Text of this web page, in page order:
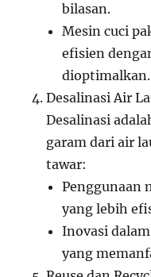
bilasan.
Mesin cuci
efisien
dioptimalkan.
Desalinasi Air
Desalinasi
garam dari air
tawar:
Penggunaan
yang lebih
Inovasi
yang